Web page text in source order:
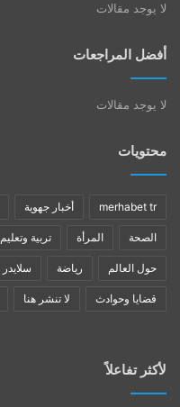
لا يوجد مقالات
أفضل المراجعات
لا يوجد مقالات
محتويات
merhabet tr أخبار جهوية
الصحة المرأة تربية وتعليم
حول العالم رياضة سلايدر
قضايا وحوادث لا تنشر هنا
لأكثر تفاعلاً